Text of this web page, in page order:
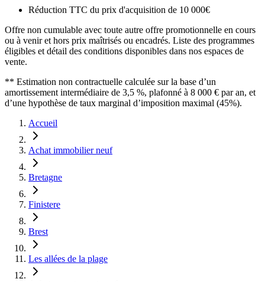
Réduction TTC du prix d'acquisition de 10 000€
Offre non cumulable avec toute autre offre promotionnelle en cours
ou à venir et hors prix maîtrisés ou encadrés. Liste des programmes
éligibles et détail des conditions disponibles dans nos espaces de
vente.
** Estimation non contractuelle calculée sur la base d’un
amortissement intermédiaire de 3,5 %, plafonné à 8 000 € par an, et
d’une hypothèse de taux marginal d’imposition maximal (45%).
Accueil
Achat immobilier neuf
Bretagne
Finistere
Brest
Les allées de la plage